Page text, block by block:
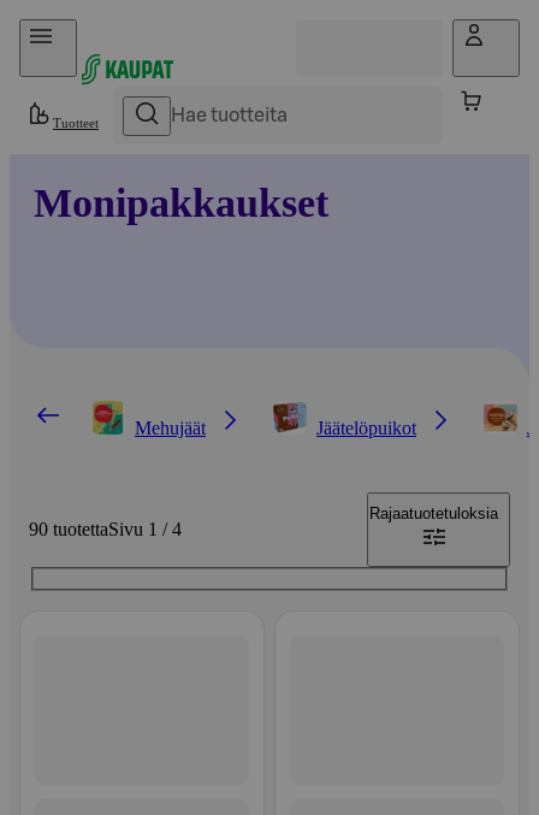
Hyppää sisältöön
Tuotteet
Monipakkaukset
Mehujäät Jäätelöpuikot
90 tuotettaSivu 1 / 4
Rajaatuotetuloksia